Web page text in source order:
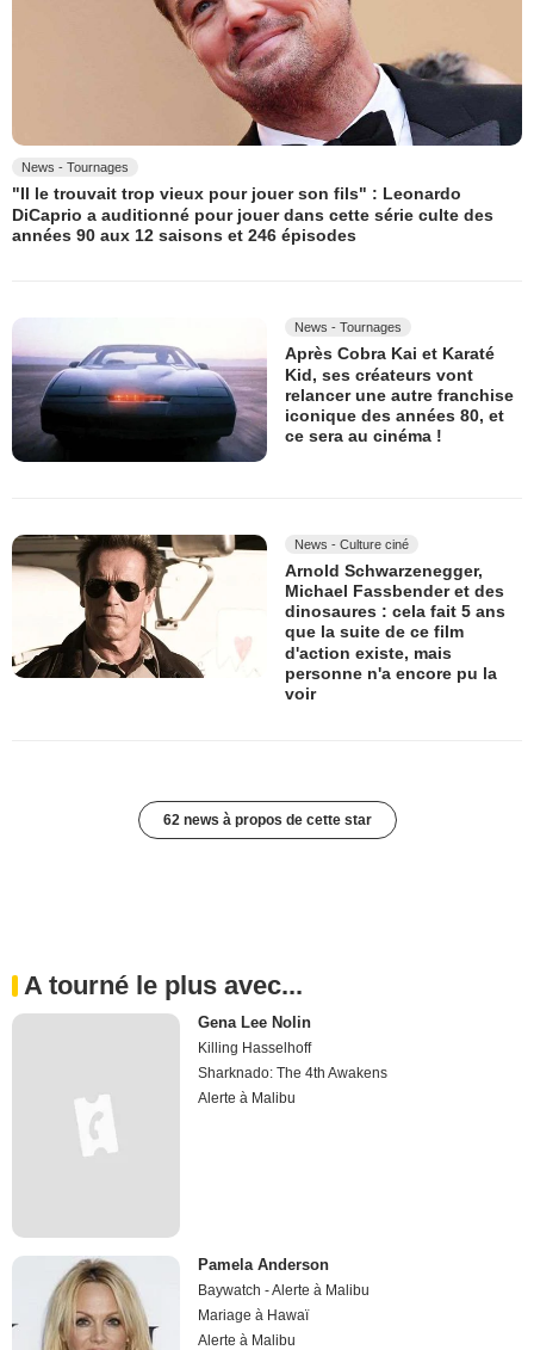
News - Tournages
"Il le trouvait trop vieux pour jouer son fils" : Leonardo
DiCaprio a auditionné pour jouer dans cette série culte des
années 90 aux 12 saisons et 246 épisodes
News - Tournages
Après Cobra Kai et Karaté
Kid, ses créateurs vont
relancer une autre franchise
iconique des années 80, et
ce sera au cinéma !
News - Culture ciné
Arnold Schwarzenegger,
Michael Fassbender et des
dinosaures : cela fait 5 ans
que la suite de ce film
d'action existe, mais
personne n'a encore pu la
voir
62 news à propos de cette star
A tourné le plus avec...
Gena Lee Nolin
Killing Hasselhoff
Sharknado: The 4th Awakens
Alerte à Malibu
Pamela Anderson
Baywatch - Alerte à Malibu
Mariage à Hawaï
Alerte à Malibu